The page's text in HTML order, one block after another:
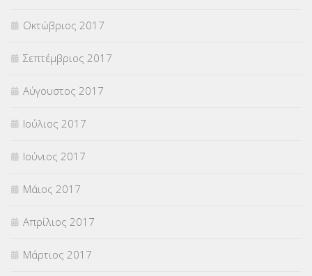
Οκτώβριος 2017
Σεπτέμβριος 2017
Αύγουστος 2017
Ιούλιος 2017
Ιούνιος 2017
Μάιος 2017
Απρίλιος 2017
Μάρτιος 2017